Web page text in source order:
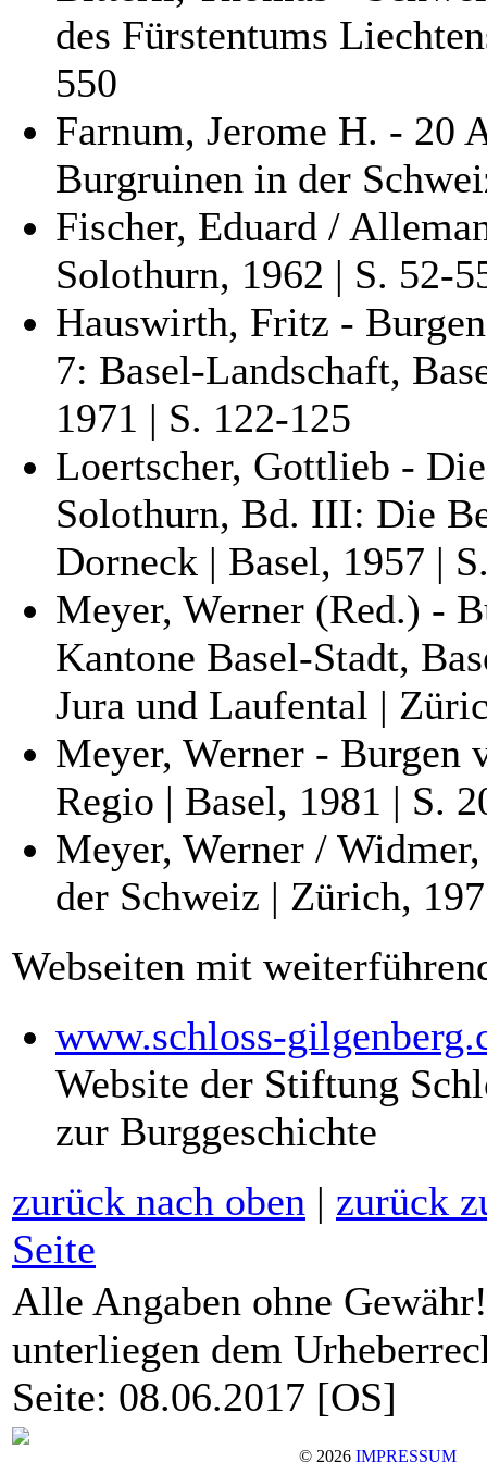
des Fürstentums
550
Farnum, Jerome H. - 20
Burgruinen in der
Fischer, Eduard /
Solothurn, 1962 | S. 52-
Hauswirth, Fritz -
7: Basel-Landschaft,
1971 | S. 122-125
Loertscher, Gottlieb -
Solothurn, Bd. III: Die
Dorneck | Basel, 1957 |
Meyer, Werner (Red.) -
Kantone Basel-Stadt,
Jura und Laufental |
Meyer, Werner - Burgen
Regio | Basel, 1981 | S.
Meyer, Werner /
der Schweiz | Zürich,
Webseiten mit
www.schloss-
Website der Stiftung
zur Burggeschichte
zurück nach oben | zurück
Seite
Alle Angaben ohne
unterliegen dem
Seite: 08.06.2017 [OS]
© 2026 IMPRESSUM